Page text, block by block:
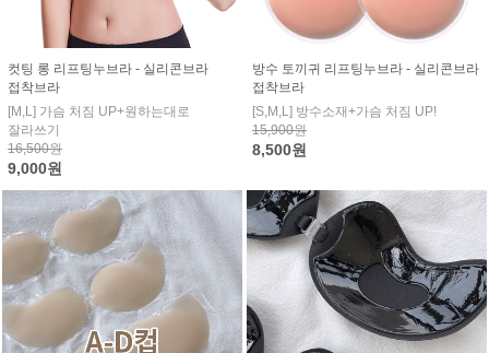
컷팅 롱 리프팅누브라 - 실리콘브라
접착브라
[M,L] 가슴 처짐 UP+원하는대로
잘라쓰기
16,500원
9,000원
방수 토끼귀 리프팅누브라 - 실리콘브라
접착브라
[S,M,L] 방수소재+가슴 처짐 UP!
15,900원
8,500원